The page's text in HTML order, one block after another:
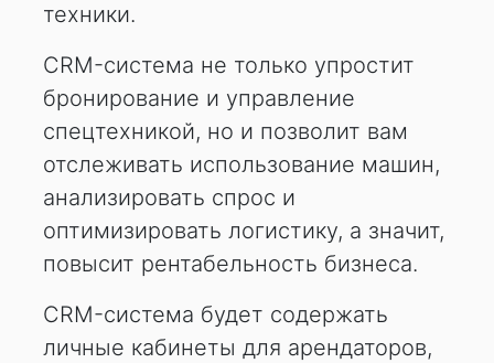
техники.
CRM-система не только упростит
бронирование и управление
спецтехникой, но и позволит вам
отслеживать использование машин,
анализировать спрос и
оптимизировать логистику, а значит,
повысит рентабельность бизнеса.
CRM-система будет содержать
личные кабинеты для арендаторов,